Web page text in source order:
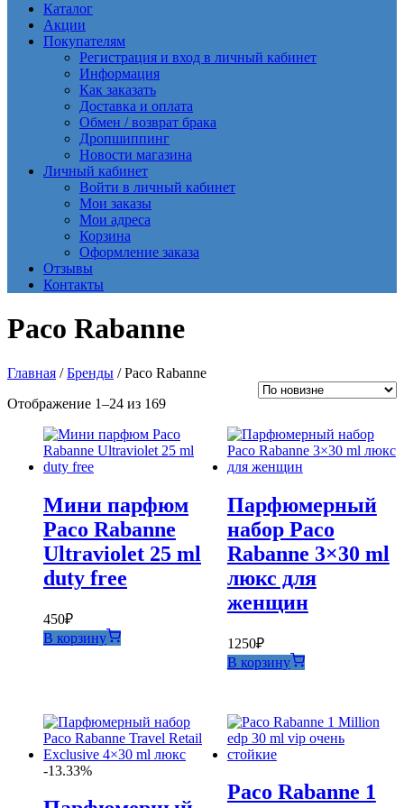
Каталог
Акции
Покупателям
Регистрация и вход в личный кабинет
Информация
Как заказать
Доставка и оплата
Обмен / возврат брака
Дропшиппинг
Новости магазина
Личный кабинет
Войти в личный кабинет
Мои заказы
Мои адреса
Корзина
Оформление заказа
Отзывы
Контакты
Paco Rabanne
Главная /Бренды / Paco Rabanne
Отображение 1–24 из 169Сортировка:
недавние
Мини парфюм
Paco Rabanne
Ultraviolet 25 ml
duty free
450₽
В корзину
Парфюмерный
набор Paco
Rabanne 3×30 ml
люкс для
женщин
1250₽
В корзину
-13.33%
Paco Rabanne 1